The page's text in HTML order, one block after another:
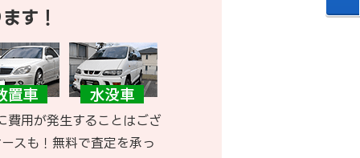
す！
費用が発生することはござ
スも！無料で査定を承っ